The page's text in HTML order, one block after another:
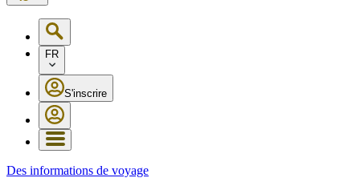
FR
S'inscrire
Des informations de voyage